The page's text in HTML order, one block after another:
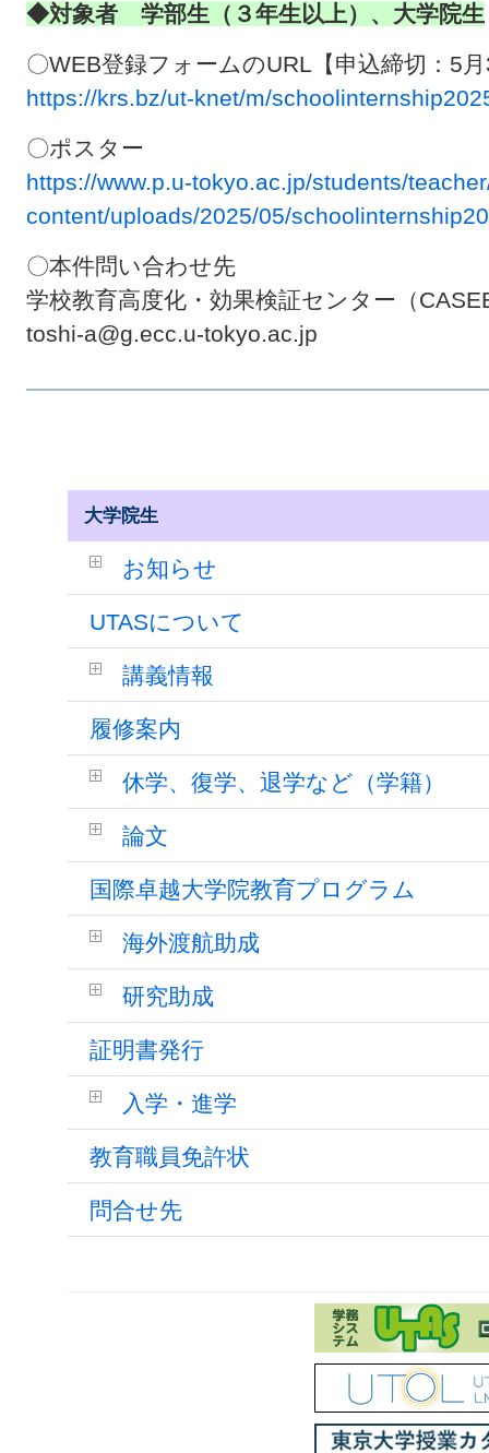
◆対象者 学部生（３年生以上）、大学院生
〇WEB登録フォームのURL【申込締切：5
https://krs.bz/ut-knet/m/
〇ポスター
https://www.p.u-tokyo.ac.jp/students/
content/uploads/2025/05/
〇本件問い合わせ先
学校教育高度化・効果検証センター（
toshi-a@g.ecc.u-tokyo.ac.jp
大学院生
お知らせ
UTASについて
講義情報
履修案内
休学、復学、退学など（学籍）
論文
国際卓越大学院教育プログラム
海外渡航助成
研究助成
証明書発行
入学・進学
教育職員免許状
問合せ先